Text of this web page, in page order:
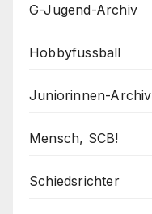
G-Jugend-Archiv
Hobbyfussball
Juniorinnen-Archiv
Mensch, SCB!
Schiedsrichter